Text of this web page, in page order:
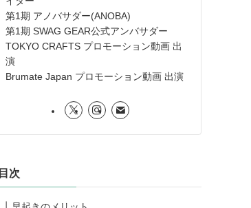
第1期 アノバサダー(ANOBA)
第1期 SWAG GEAR公式アンバサダー
TOKYO CRAFTS プロモーション動画 出
演
Brumate Japan プロモーション動画 出演
目次